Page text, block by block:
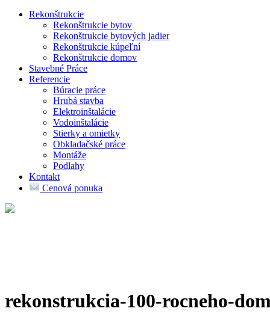
Rekonštrukcie
Rekonštrukcie bytov
Rekonštrukcie bytových jadier
Rekonštrukcie kúpeľní
Rekonštrukcie domov
Stavebné Práce
Referencie
Búracie práce
Hrubá stavba
Elektroinštalácie
Vodoinštalácie
Stierky a omietky
Obkladačské práce
Montáže
Podlahy
Kontakt
Cenová ponuka
rekonstrukcia-100-rocneho-